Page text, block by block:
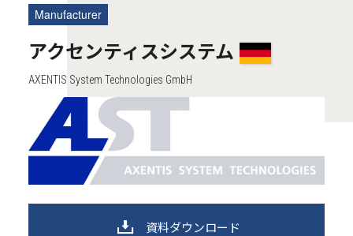
manufacturer
アクセンティスシステム
AXENTIS System Technologies GmbH
資料ダウンロード